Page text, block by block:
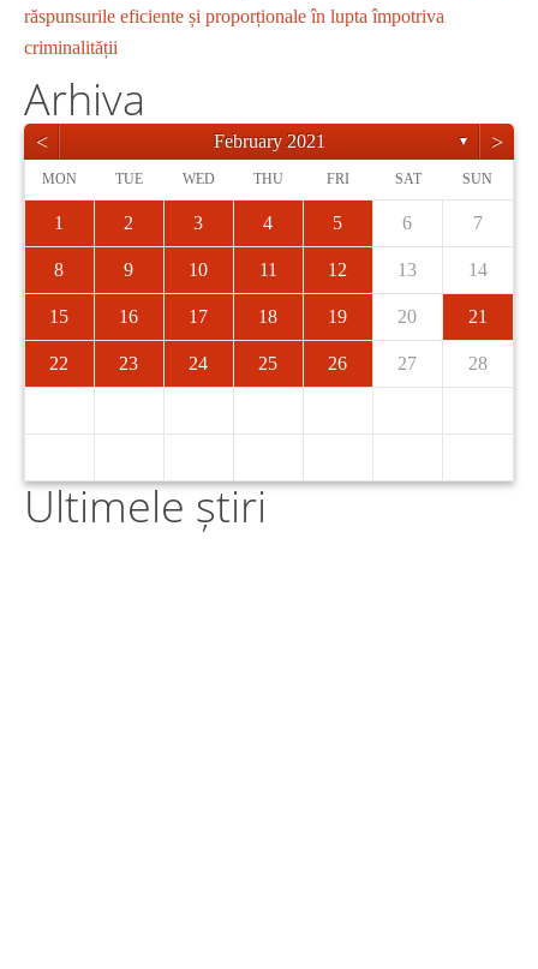
răspunsurile eficiente și proporționale în lupta împotriva
criminalității
Arhiva
< February 2021 ▼ >
MON TUE WED THU FRI SAT SUN
1 2 3 4 5 6 7
8 9 10 11 12 13 14
15 16 17 18 19 20 21
22 23 24 25 26 27 28
Ultimele știri